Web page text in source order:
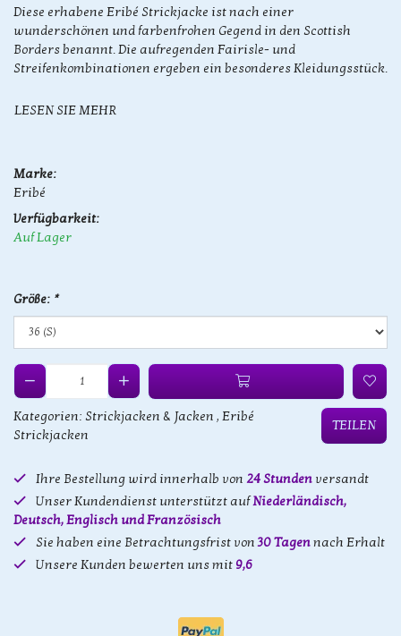
Diese erhabene Eribé Strickjacke ist nach einer
wunderschönen und farbenfrohen Gegend in den Scottish
Borders benannt. Die aufregenden Fairisle- und
Streifenkombinationen ergeben ein besonderes Kleidungsstück.
LESEN SIE MEHR
Marke:
Eribé
Verfügbarkeit:
Auf Lager
Größe: *
Kategorien: Strickjacken & Jacken , Eribé
Strickjacken
TEILEN
Ihre Bestellung wird innerhalb von 24 Stunden versandt
Unser Kundendienst unterstützt aufNiederländisch,
Deutsch, Englisch und Französisch
Sie haben eine Betrachtungsfrist von30 Tagennach Erhalt
Unsere Kunden bewerten uns mit 9,6